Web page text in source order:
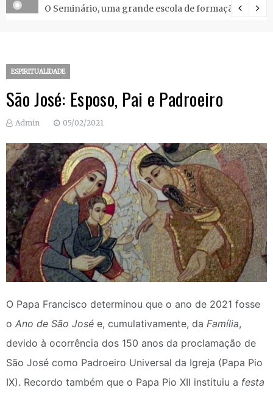
O Seminário, uma grande escola de formação.
ESPIRITUALIDADE
São José: Esposo, Pai e Padroeiro
Admin 05/02/2021
O Papa Francisco determinou que o ano de 2021 fosse
o Ano de São José e, cumulativamente, da Família,
devido à ocorrência dos 150 anos da proclamação de
São José como Padroeiro Universal da Igreja (Papa Pio
IX). Recordo também que o Papa Pio XII instituiu a festa